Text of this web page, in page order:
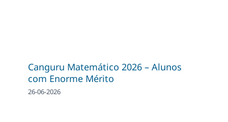
Canguru Matemático 2026 – Alunos
com Enorme Mérito
26-06-2026